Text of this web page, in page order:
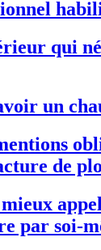
qui
un
de
par soi-